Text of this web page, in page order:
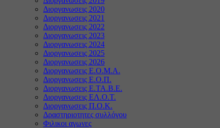
Διοργανωσεις 2020
Διοργανωσεις 2021
Διοργανωσεις 2022
Διοργανωσεις 2023
Διοργανωσεις 2024
Διοργανωσεις 2025
Διοργανωσεις 2026
Διοργανωσεις Ε.Ο.Μ.Α.
Διοργανωσεις Ε.Ο.Π.
Διοργανωσεις Ε.ΤΑ.Β.Ε.
Διοργανωσεις ΕΛ.Ο.Τ.
Διοργανωσεις Π.Ο.Κ.
Δραστηριοτητες συλλόγου
Φιλικοι αγωνες